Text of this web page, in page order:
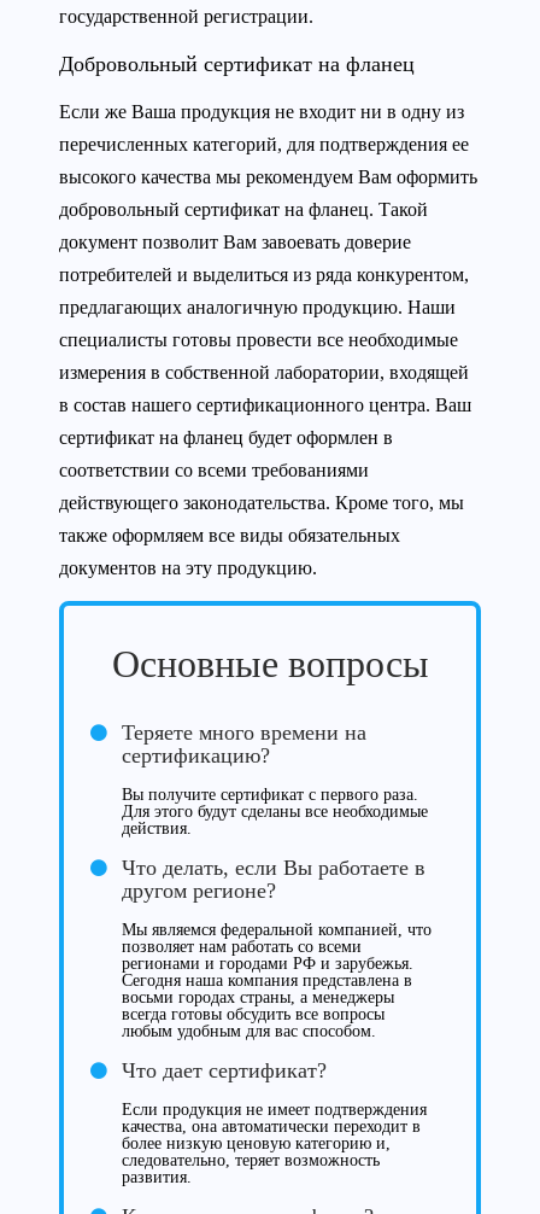
государственной регистрации.
Добровольный сертификат на фланец
Если же Ваша продукция не входит ни в одну из
перечисленных категорий, для подтверждения ее
высокого качества мы рекомендуем Вам оформить
добровольный сертификат на фланец. Такой
документ позволит Вам завоевать доверие
потребителей и выделиться из ряда конкурентом,
предлагающих аналогичную продукцию. Наши
специалисты готовы провести все необходимые
измерения в собственной лаборатории, входящей
в состав нашего сертификационного центра. Ваш
сертификат на фланец будет оформлен в
соответствии со всеми требованиями
действующего законодательства. Кроме того, мы
также оформляем все виды обязательных
документов на эту продукцию.
Основные вопросы
Теряете много времени на
сертификацию?
Вы получите сертификат с первого раза.
Для этого будут сделаны все необходимые
действия.
Что делать, если Вы работаете в
другом регионе?
Мы являемся федеральной компанией, что
позволяет нам работать со всеми
регионами и городами РФ и зарубежья.
Сегодня наша компания представлена в
восьми городах страны, а менеджеры
всегда готовы обсудить все вопросы
любым удобным для вас способом.
Что дает сертификат?
Если продукция не имеет подтверждения
качества, она автоматически переходит в
более низкую ценовую категорию и,
следовательно, теряет возможность
развития.